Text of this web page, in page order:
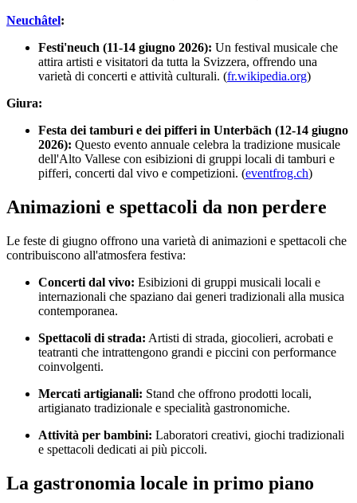
Neuchâtel:
Festi'neuch (11-14 giugno 2026): Un festival musicale che
attira artisti e visitatori da tutta la Svizzera, offrendo una
varietà di concerti e attività culturali. (fr.wikipedia.org)
Giura:
Festa dei tamburi e dei pifferi in Unterbäch (12-14 giugno
2026): Questo evento annuale celebra la tradizione musicale
dell'Alto Vallese con esibizioni di gruppi locali di tamburi e
pifferi, concerti dal vivo e competizioni. (eventfrog.ch)
Animazioni e spettacoli da non perdere
Le feste di giugno offrono una varietà di animazioni e spettacoli che
contribuiscono all'atmosfera festiva:
Concerti dal vivo: Esibizioni di gruppi musicali locali e
internazionali che spaziano dai generi tradizionali alla musica
contemporanea.
Spettacoli di strada: Artisti di strada, giocolieri, acrobati e
teatranti che intrattengono grandi e piccini con performance
coinvolgenti.
Mercati artigianali: Stand che offrono prodotti locali,
artigianato tradizionale e specialità gastronomiche.
Attività per bambini: Laboratori creativi, giochi tradizionali
e spettacoli dedicati ai più piccoli.
La gastronomia locale in primo piano